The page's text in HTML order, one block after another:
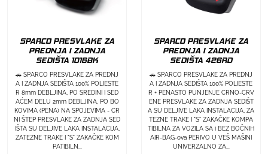
SPARCO PRESVLAKE ZA
PREDNJA I ZADNJA
SEDIŠTA 1016BK
🚗 SPARCO PRESVLAKE ZA PREDNJ
A I ZADNJA SEDIŠTA 100% POLIESTE
R 8mm DEBLJINA, PO SREDINI I SED
AĆEM DELU 2mm DEBLJINA, PO BO
KOVIMA (PENA) NA SPOJEVIMA - CR
NI ŠTEP PRESVLAKE ZA ZADNJA SED
IŠTA SU DELJIVE LAKA INSTALACIJA,
ZATEZNE TRAKE I "S" ZAKAČKE KOM
PATIBILN...
SPARCO PRESVLAKE ZA
PREDNJA I ZADNJA
SEDIŠTA 426RD
🚗 SPARCO PRESVLAKE ZA PREDNJ
A I ZADNJA SEDIŠTA 100% POLIESTE
R + PENASTO PUNJENJE CRNO-CRV
ENE PRESVLAKE ZA ZADNJA SEDIŠT
A SU DELJIVE LAKA INSTALACIJA, ZA
TEZNE TRAKE I "S" ZAKAČKE KOMPA
TIBILNA ZA VOZILA SA i BEZ BOČNIH
AIR-BAG-ova PERIVO U VEŠ MAŠINI
UNIVERZALNO ZA...